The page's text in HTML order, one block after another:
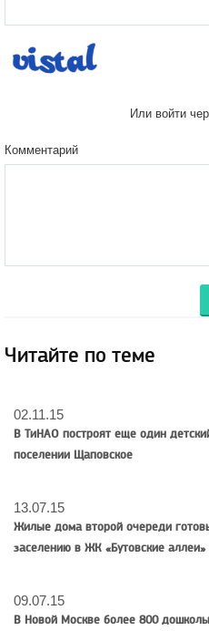
Или войти
Комментарий
Читайте по теме
02.11.15
В ТиНАО построят еще один
поселении Щаповское
13.07.15
Жилые дома второй очереди
заселению в ЖК «Бутовские аллеи»
09.07.15
В Новой Москве более 800